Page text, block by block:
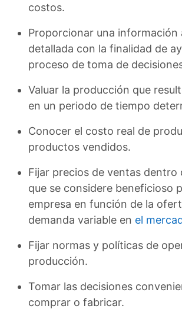
costos.
Proporcionar una información
detallada con la finalidad de
proceso de toma de
Valuar la producción que
en un periodo de tiempo
Conocer el costo real de
productos vendidos.
Fijar precios de ventas dentro
que se considere beneficioso
empresa en función de la
demanda variable en el
Fijar normas y políticas de
producción.
Tomar las decisiones
comprar o fabricar.